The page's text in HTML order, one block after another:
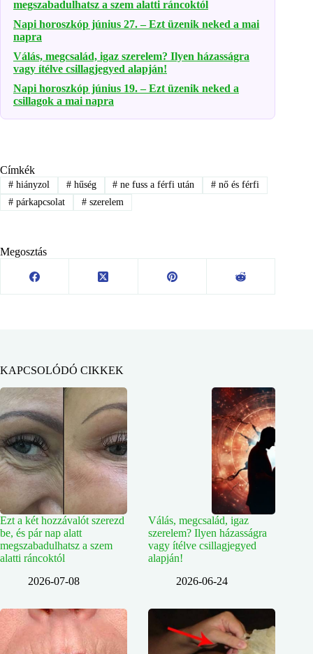
megszabadulhatsz a szem alatti ráncoktól
Napi horoszkóp június 27. – Ezt üzenik neked a mai
napra
Válás, megcsalád, igaz szerelem? Ilyen házasságra
vagy ítélve csillagjegyed alapján!
Napi horoszkóp június 19. – Ezt üzenik neked a
csillagok a mai napra
Címkék
#hiányzol #hűség # ne fuss a férfi után # nő és férfi
#párkapcsolat #szerelem
Megosztás
KAPCSOLÓDÓ CIKKEK
Ezt a két hozzávalót szerezd
be, és pár nap alatt
megszabadulhatsz a szem
alatti ráncoktól
2026-07-08
Válás, megcsalád, igaz
szerelem? Ilyen házasságra
vagy ítélve csillagjegyed
alapján!
2026-06-24